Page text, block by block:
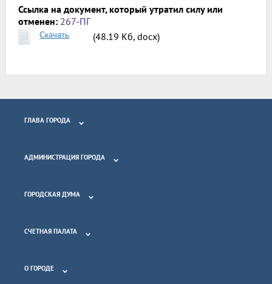
Ссылка на документ, который утратил силу или
отменен: 267-ПГ
Скачать (48.19 Кб, docx)
ГЛАВА ГОРОДА
АДМИНИСТРАЦИЯ ГОРОДА
ГОРОДСКАЯ ДУМА
СЧЕТНАЯ ПАЛАТА
О ГОРОДЕ